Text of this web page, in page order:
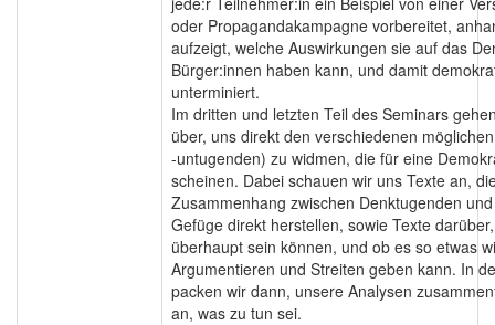
oder Propagandakampagne vorbereitet,
aufzeigt, welche Auswirkungen sie auf das
Bürger:innen haben kann, und damit
unterminiert.
Im dritten und letzten Teil des Seminars
über, uns direkt den verschiedenen
-untugenden) zu widmen, die für eine
scheinen. Dabei schauen wir uns Texte an,
Zusammenhang zwischen Denktugenden
Gefüge direkt herstellen, sowie Texte
überhaupt sein können, und ob es so etwas
Argumentieren und Streiten geben kann. In
packen wir dann, unsere Analysen
an, was zu tun sei.